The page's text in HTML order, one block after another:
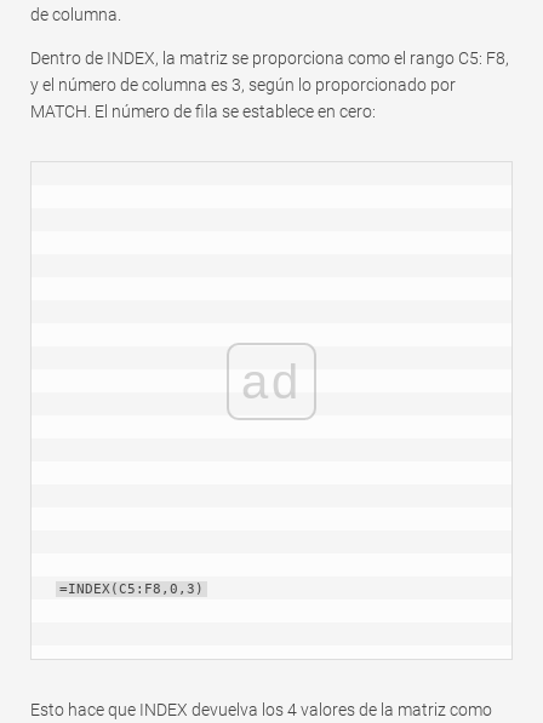
de columna.
Dentro de INDEX, la matriz se proporciona como el rango C5: F8,
y el número de columna es 3, según lo proporcionado por
MATCH. El número de fila se establece en cero:
ad
=INDEX(C5:F8,0,3)
Esto hace que INDEX devuelva los 4 valores de la matriz como